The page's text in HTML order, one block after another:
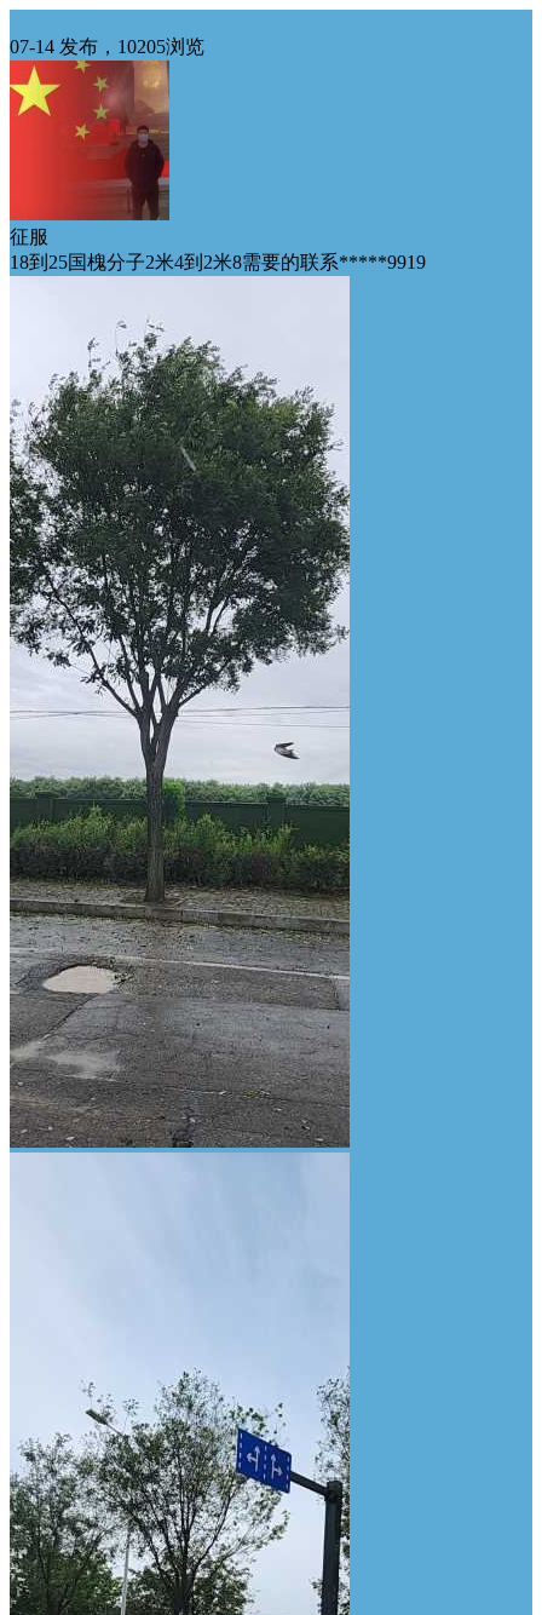
07-14 发布，10205浏览
征服
18到25国槐分子2米4到2米8需要的联系*****9919